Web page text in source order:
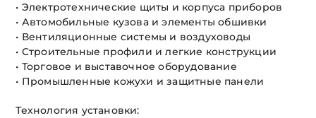
• Электротехнические щиты и корпуса приборов
• Автомобильные кузова и элементы обшивки
• Вентиляционные системы и воздуховоды
• Строительные профили и легкие конструкции
• Торговое и выставочное оборудование
• Промышленные кожухи и защитные панели
Технология установки: